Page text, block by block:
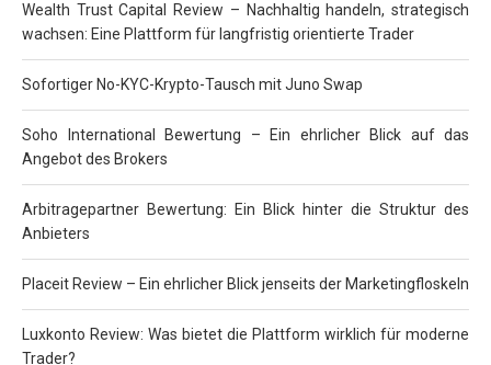
Wealth Trust Capital Review – Nachhaltig handeln, strategisch
wachsen: Eine Plattform für langfristig orientierte Trader
Sofortiger No-KYC-Krypto-Tausch mit Juno Swap
Soho International Bewertung – Ein ehrlicher Blick auf das
Angebot des Brokers
Arbitragepartner Bewertung: Ein Blick hinter die Struktur des
Anbieters
Placeit Review – Ein ehrlicher Blick jenseits der Marketingfloskeln
Luxkonto Review: Was bietet die Plattform wirklich für moderne
Trader?